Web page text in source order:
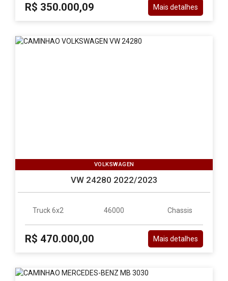
R$ 350.000,09 Mais detalhes
VOLKSWAGEN
VW 24280 2022/2023
Truck 6x2 46000 Chassis
R$ 470.000,00 Mais detalhes